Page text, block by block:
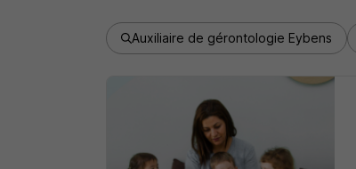
Auxiliaire de gérontologie Eybens